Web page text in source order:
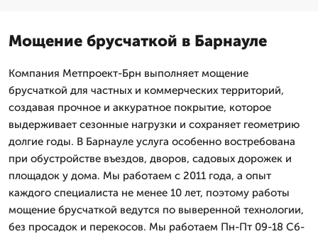
Мощение брусчаткой в Барнауле
Компания Метпроект-Брн выполняет мощение
брусчаткой для частных и коммерческих территорий,
создавая прочное и аккуратное покрытие, которое
выдерживает сезонные нагрузки и сохраняет геометрию
долгие годы. В Барнауле услуга особенно востребована
при обустройстве въездов, дворов, садовых дорожек и
площадок у дома. Мы работаем с 2011 года, а опыт
каждого специалиста не менее 10 лет, поэтому работы
мощение брусчаткой ведутся по выверенной технологии,
без просадок и перекосов. Мы работаем Пн-Пт 09-18 Сб-